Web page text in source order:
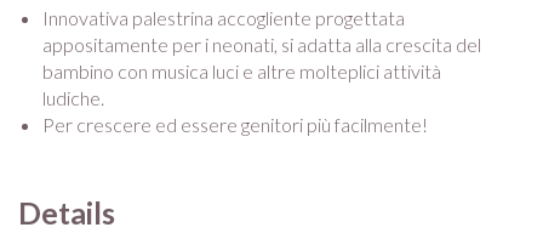
Innovativa palestrina accogliente progettata
appositamente per i neonati, si adatta alla crescita del
bambino con musica luci e altre molteplici attività
ludiche.
Per crescere ed essere genitori più facilmente!
Details